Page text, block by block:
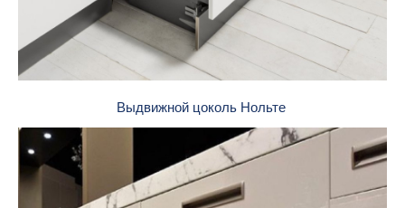
Выдвижной цоколь Нольте